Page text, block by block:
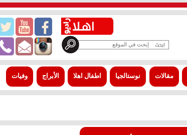
مقالات نوستالجيا اطفال اهلا الأبراج وفيات